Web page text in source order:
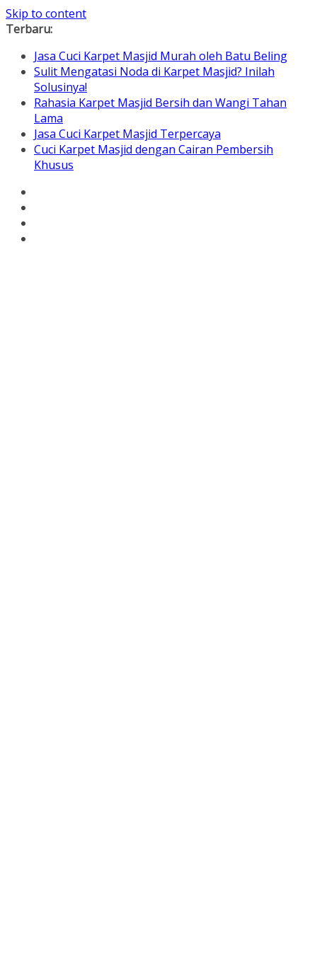
Skip to content
Terbaru:
Jasa Cuci Karpet Masjid Murah oleh Batu Beling
Sulit Mengatasi Noda di Karpet Masjid? Inilah
Solusinya!
Rahasia Karpet Masjid Bersih dan Wangi Tahan
Lama
Jasa Cuci Karpet Masjid Terpercaya
Cuci Karpet Masjid dengan Cairan Pembersih
Khusus